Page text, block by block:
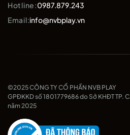
Hotline:0987.879.243
Email:info@nvbplay.vn
©2025 CÔNG TY CỔ PHẦN NVB PLAY
GPĐKKD số 1801779686 do Sở KHĐT TP.
năm 2025